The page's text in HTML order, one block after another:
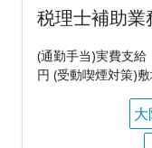
税理士補助業
(通勤手当)実費支給
円 (受動喫煙対策)